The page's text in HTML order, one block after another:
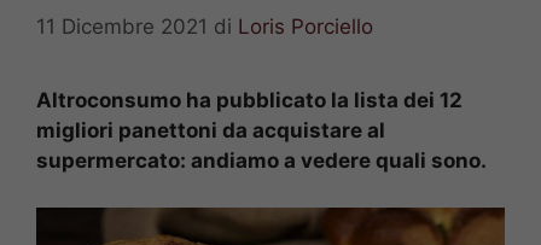
11 Dicembre 2021 di Loris Porciello
Altroconsumo ha pubblicato la lista dei 12
migliori panettoni da acquistare al
supermercato: andiamo a vedere quali sono.